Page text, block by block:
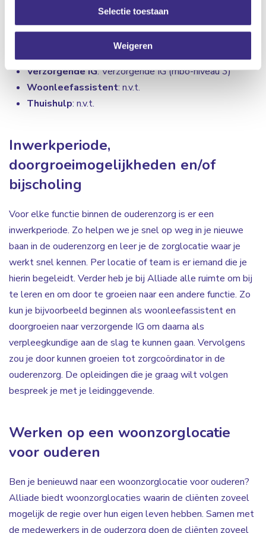
Selectie toestaan
Weigeren
Zorgcoördinator: hbo-v (hbo)
Wijkverpleegkundige : mbo-v/hbo-v (mbo 4/hbo)
: mbo-v/hbo-v (mbo-niveau 4/hbo)
Verzorgende IG: Verzorgende IG (mbo-niveau 3)
Woonleefassistent: n.v.t.
Thuishulp: n.v.t.
Inwerkperiode,
doorgroeimogelijkheden en/of
bijscholing
Voor elke functie binnen de ouderenzorg is er een
inwerkperiode. Zo helpen we je snel op weg in je nieuwe
baan in de ouderenzorg en leer je de zorglocatie waar je
werkt snel kennen. Per locatie of team is er iemand die je
hierin begeleidt. Verder heb je bij Alliade alle ruimte om bij
te leren en om door te groeien naar een andere functie. Zo
kun je bijvoorbeeld beginnen als woonleefassistent en
doorgroeien naar verzorgende IG om daarna als
verpleegkundige aan de slag te kunnen gaan. Vervolgens
zou je door kunnen groeien tot zorgcoördinator in de
ouderenzorg. De opleidingen die je graag wilt volgen
bespreek je met je leidinggevende.
Werken op een woonzorglocatie
voor ouderen
Ben je benieuwd naar een woonzorglocatie voor ouderen?
Alliade biedt woonzorglocaties waarin de cliënten zoveel
mogelijk de regie over hun eigen leven hebben. Samen met
de medewerkers in de ouderzorg doen de cliënten zoveel